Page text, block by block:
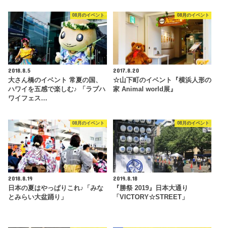
08月のイベント
2018.8.5
大さん橋のイベント 常夏の国、
ハワイを五感で楽しむ♪ 「ラブハ
ワイフェス…
08月のイベント
2017.8.20
☆山下町のイベント『横浜人形の
家 Animal world展』
08月のイベント
2018.8.19
日本の夏はやっぱりこれ♪「みな
とみらい大盆踊り」
08月のイベント
2019.8.18
『勝祭 2019』日本大通り
「VICTORY☆STREET」